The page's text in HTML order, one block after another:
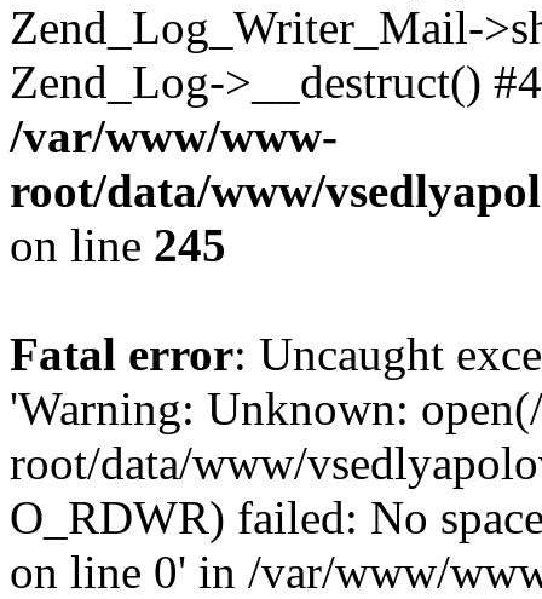
Zend_Log_Writer_Mail-
Zend_Log->__destruct()
/var/www/www-
root/data/www/
on line 245
Fatal error: Uncaught
'Warning: Unknown:
root/data/www/
O_RDWR) failed: No
on line 0' in /var/www/